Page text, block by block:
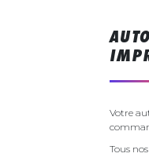
Votre
Tous